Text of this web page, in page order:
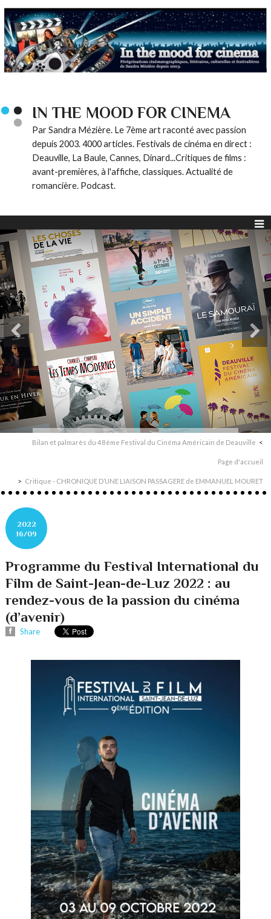
IN THE MOOD FOR CINEMA
Par Sandra Mézière. Le 7ème art raconté avec passion
depuis 2003. 4000 articles. Festivals de cinéma en direct :
Deauville, La Baule, Cannes, Dinard...Critiques de films :
avant-premières, à l'affiche, classiques. Actualité de
romancière. Podcast.
Bilan et palmarès du 48ème Festival du Cinéma Américain de Deauville
Page d'accueil
Critique - CHRONIQUE D’UNE LIAISON PASSAGERE de EMMANUEL MOURET
2022
16/09
Programme du Festival International du
Film de Saint-Jean-de-Luz 2022 : au
rendez-vous de la passion du cinéma
(d’avenir)
Share